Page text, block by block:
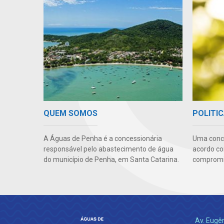
QUEM SOMOS
A Águas de Penha é a concessionária
responsável pelo abastecimento de água
do município de Penha, em Santa Catarina.
Uma
acordo
Av.